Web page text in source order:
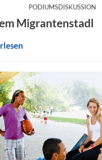
PODIUMSDISKUSSION:
Migrantenstadl